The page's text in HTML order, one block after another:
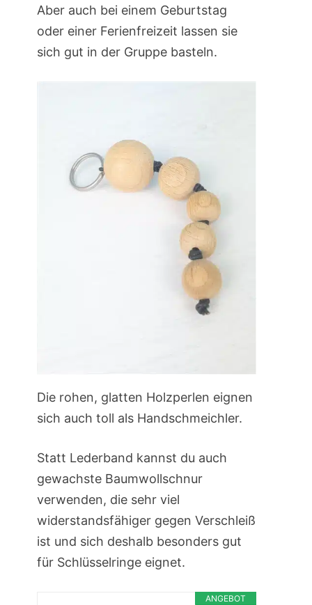
Aber auch bei einem Geburtstag
oder einer Ferienfreizeit lassen sie
sich gut in der Gruppe basteln.
Die rohen, glatten Holzperlen eignen
sich auch toll als Handschmeichler.
Statt Lederband kannst du auch
gewachste Baumwollschnur
verwenden, die sehr viel
widerstandsfähiger gegen Verschleiß
ist und sich deshalb besonders gut
für Schlüsselringe eignet.
ANGEBOT